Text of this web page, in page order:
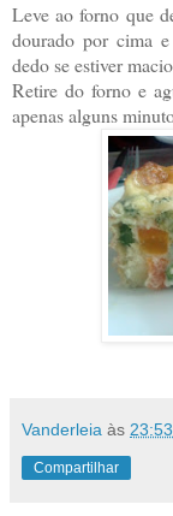
Leve ao forno que
dourado por cima
dedo se estiver
Retire do forno e
apenas alguns
Vanderleia às 23:53
Compartilhar